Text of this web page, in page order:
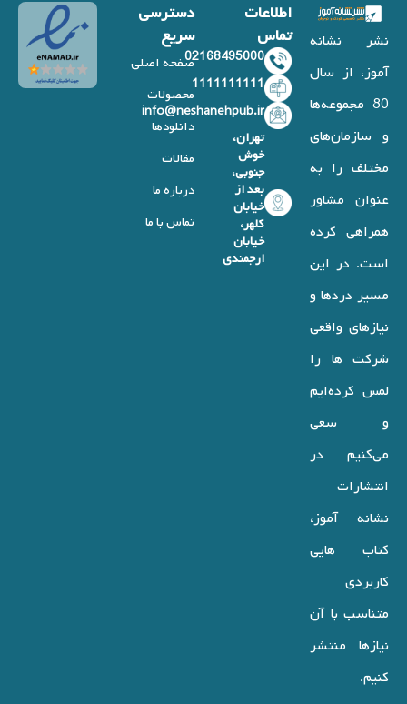
نشر نشانه
آموز، از سال
80 مجموعه‌ها
و سازمان‌های
مختلف را به
عنوان مشاور
همراهی کرده
است. در این
مسیر دردها و
نیازهای واقعی
شرکت ها را
لمس کرده‌ایم
و سعی
می‌کنیم در
انتشارات
نشانه آموز،
کتاب هایی
کاربردی
متناسب با آن
نیازها منتشر
کنیم.
اطلاعات
تماس
02168495000
1111111111
info@neshanehpub.ir
تهران،
خوش
جنوبی،
بعد از
خیابان
کلهر،
خیابان
ارجمندی
دسترسی
سریع
صفحه اصلی
محصولات
دانلودها
مقالات
درباره ما
تماس با ما